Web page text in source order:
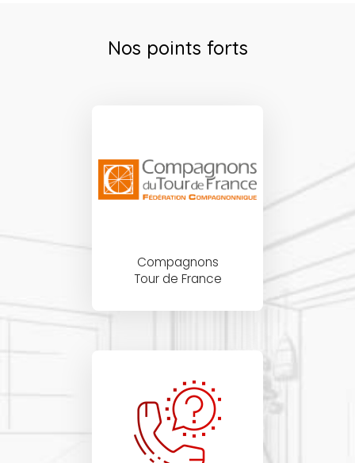
Nos points forts
Compagnons
Tour de France